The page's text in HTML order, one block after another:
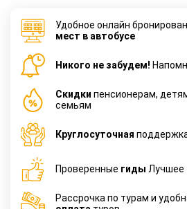
Удобное онлайн
мест в автобусе
Никого не забудем!
Cкидки пенсионерам,
семьям
Круглосуточная
Проверенные гиды Лучшее
Рассрочка по турам и